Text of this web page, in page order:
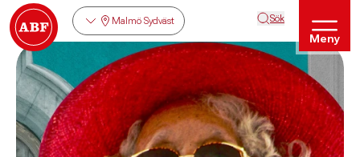
Malmö Sydväst Sök
Meny